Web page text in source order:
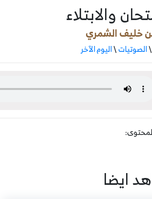
والابتلاء
خليف الشمري
\الصوتيات\اليوم الآخر
ايضا